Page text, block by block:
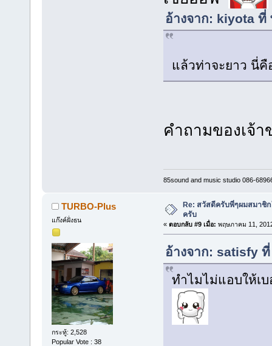
อ้างจาก: kiyota ที่
แล้วท่าจะยาว นี่
คำถามของเจ้
85sound and music studio 086-
TURBO-Plus
แก๊งค์ฝั่งธน
กระทู้: 2,528
Popular Vote : 38
Re: สวัสดีครับพี่ๆผมสมาชิ
ครับ
« ตอบกลับ #9 เมื่อ: พฤษภาคม 11,
อ้างจาก: satisfy
ทำไมไม่แอบให้เ